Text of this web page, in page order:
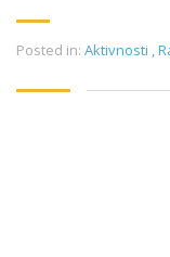
Posted in: Aktivnosti ,